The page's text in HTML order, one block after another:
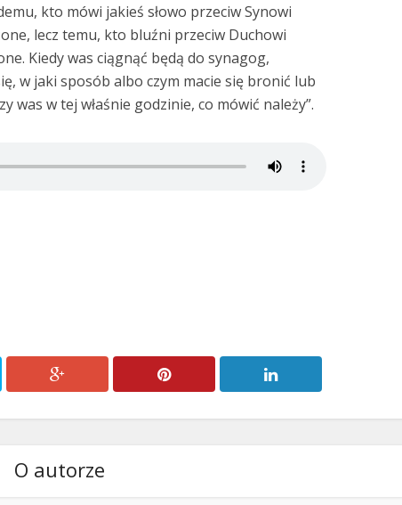
kto mówi jakieś słowo przeciw Synowi
lecz temu, kto bluźni przeciw Duchowi
Kiedy was ciągnąć będą do synagog,
w jaki sposób albo czym macie się bronić lub
was w tej właśnie godzinie, co mówić należy”.
O autorze